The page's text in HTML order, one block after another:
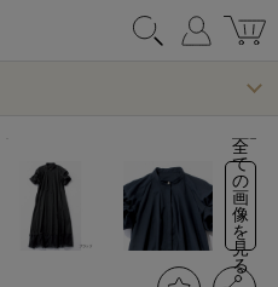
全
て
の
画
像
を
見
る